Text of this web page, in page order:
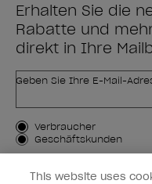
Erhalten Sie die
Rabatte und
direkt in Ihre
Geben Sie Ihre E-Mail-
Kundenart
Verbraucher
Geschäftskunden
MICH ANMELDEN
This website uses